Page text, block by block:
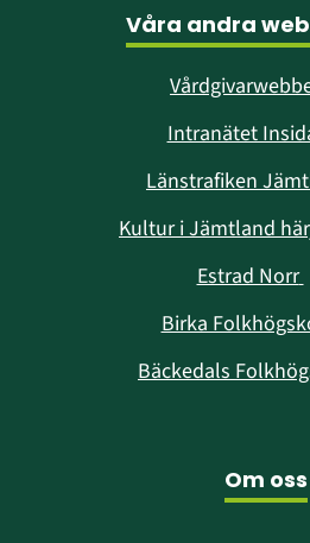
Våra andra
Intranätet
Länstrafiken
Kultur i Jämtland
Estrad Norr
Birka
Bäckedals
Om oss